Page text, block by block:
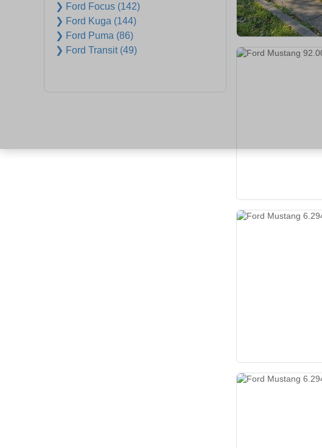
❯ Ford Focus (142)
❯ Ford Kuga (144)
❯ Ford Puma (86)
❯ Ford Transit (49)